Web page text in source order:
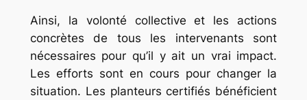
Ainsi, la volonté collective et les actions
concrètes de tous les intervenants sont
nécessaires pour qu’il y ait un vrai impact.
Les efforts sont en cours pour changer la
situation. Les planteurs certifiés bénéficient